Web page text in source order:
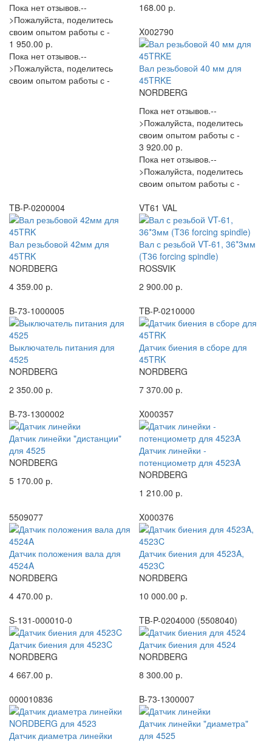
Пока нет отзывов.--
>Пожалуйста, поделитесь
своим опытом работы с -
1 950.00 р.
Пока нет отзывов.--
>Пожалуйста, поделитесь
своим опытом работы с -
168.00 р.
X002790
Вал резьбовой 40 мм для
45TRKE
NORDBERG
Пока нет отзывов.--
>Пожалуйста, поделитесь
своим опытом работы с -
3 920.00 р.
Пока нет отзывов.--
>Пожалуйста, поделитесь
своим опытом работы с -
TB-P-0200004
Вал резьбовой 42мм для
45TRK
NORDBERG
4 359.00 р.
VT61 VAL
Вал с резьбой VT-61, 36*3мм
(T36 forcing spindle)
ROSSVIK
2 900.00 р.
B-73-1000005
Выключатель питания для
4525
NORDBERG
2 350.00 р.
TB-P-0210000
Датчик биения в сборе для
45TRK
NORDBERG
7 370.00 р.
B-73-1300002
Датчик линейки "дистанции"
для 4525
NORDBERG
5 170.00 р.
X000357
Датчик линейки -
потенциометр для 4523A
NORDBERG
1 210.00 р.
5509077
Датчик положения вала для
4524A
NORDBERG
4 470.00 р.
X000376
Датчик биения для 4523A,
4523C
NORDBERG
10 000.00 р.
S-131-000010-0
Датчик биения для 4523C
NORDBERG
4 667.00 р.
TB-P-0204000 (5508040)
Датчик биения для 4524
NORDBERG
8 300.00 р.
000010836
Датчик диаметра линейки
B-73-1300007
Датчик линейки "диаметра"
для 4525